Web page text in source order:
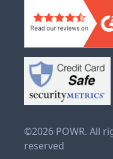
©2026 POWR. All
reserved